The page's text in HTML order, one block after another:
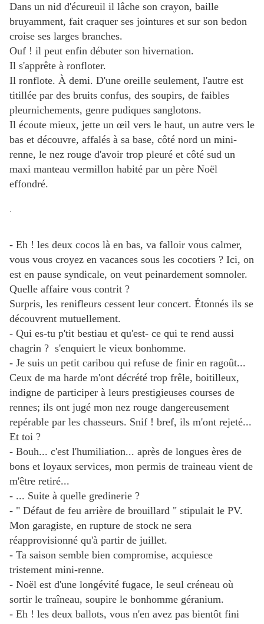
Dans un nid d'écureuil il lâche son crayon, baille
bruyamment, fait craquer ses jointures et sur son bedon
croise ses larges branches.
Ouf ! il peut enfin débuter son hivernation.
Il s'apprête à ronfloter.
Il ronflote. À demi. D'une oreille seulement, l'autre est
titillée par des bruits confus, des soupirs, de faibles
pleurnichements, genre pudiques sanglotons.
Il écoute mieux, jette un œil vers le haut, un autre vers le
bas et découvre, affalés à sa base, côté nord un mini-
renne, le nez rouge d'avoir trop pleuré et côté sud un
maxi manteau vermillon habité par un père Noël
effondré.
- Eh ! les deux cocos là en bas, va falloir vous calmer,
vous vous croyez en vacances sous les cocotiers ? Ici, on
est en pause syndicale, on veut peinardement somnoler.
Quelle affaire vous contrit ?
Surpris, les renifleurs cessent leur concert. Étonnés ils se
découvrent mutuellement.
- Qui es-tu p'tit bestiau et qu'est- ce qui te rend aussi
chagrin ? s'enquiert le vieux bonhomme.
- Je suis un petit caribou qui refuse de finir en ragoût...
Ceux de ma harde m'ont décrété trop frêle, boitilleux,
indigne de participer à leurs prestigieuses courses de
rennes; ils ont jugé mon nez rouge dangereusement
repérable par les chasseurs. Snif ! bref, ils m'ont rejeté...
Et toi ?
- Bouh... c'est l'humiliation... après de longues ères de
bons et loyaux services, mon permis de traineau vient de
m'être retiré...
- ... Suite à quelle gredinerie ?
- " Défaut de feu arrière de brouillard " stipulait le PV.
Mon garagiste, en rupture de stock ne sera
réapprovisionné qu'à partir de juillet.
- Ta saison semble bien compromise, acquiesce
tristement mini-renne.
- Noël est d'une longévité fugace, le seul créneau où
sortir le traîneau, soupire le bonhomme géranium.
- Eh ! les deux ballots, vous n'en avez pas bientôt fini